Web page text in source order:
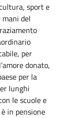
sport e
del
per
donato,
per la
lunghi
le scuole e
in pensione